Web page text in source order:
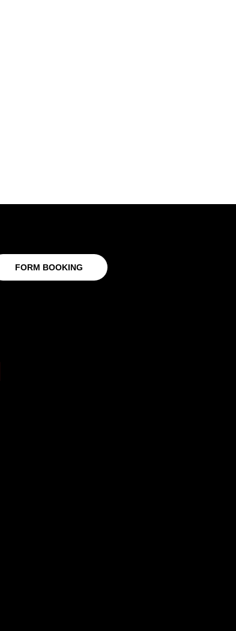
FORM BOOKING